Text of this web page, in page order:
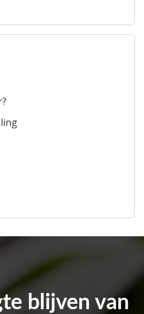
blijven van